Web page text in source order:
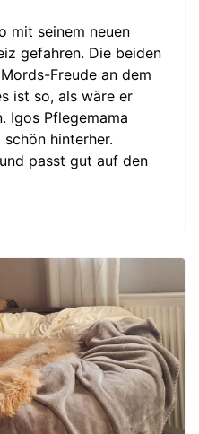
mit seinem neuen
gefahren. Die beiden
Freude an dem
ist so, als wäre er
Igos Pflegemama
hinterher.
passt gut auf den